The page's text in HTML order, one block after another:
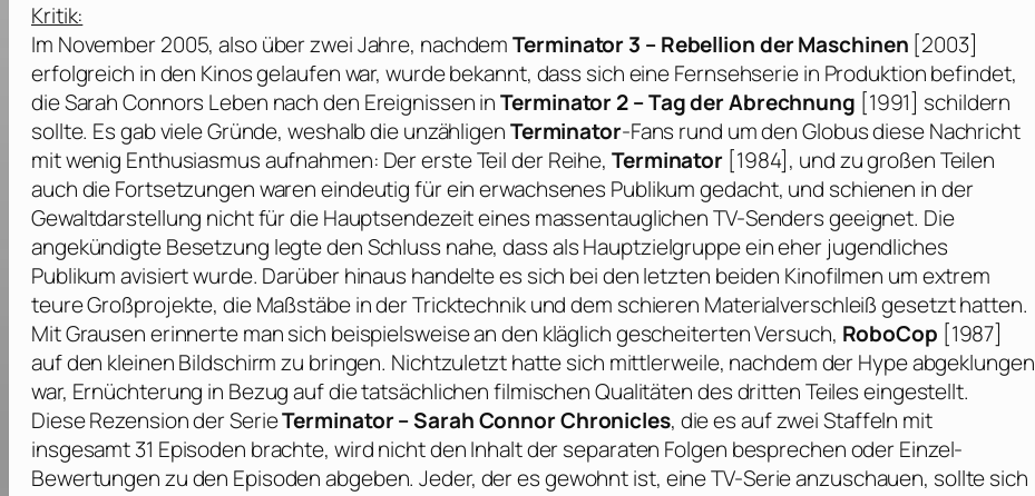
Kritik:
Im November 2005, also über zwei Jahre, nachdemTerminator 3 – Rebellion der Maschinen [2003]
erfolgreich in den Kinos gelaufen war, wurde bekannt, dass sich eine Fernsehserie in Produktion befindet,
die Sarah Connors Leben nach den Ereignissen inTerminator 2 – Tag der Abrechnung [1991] schildern
sollte. Es gab viele Gründe, weshalb die unzähligenTerminator-Fans rund um den Globus diese Nachricht
mit wenig Enthusiasmus aufnahmen: Der erste Teil der Reihe, Terminator [1984], und zu großen Teilen
auch die Fortsetzungen waren eindeutig für ein erwachsenes Publikum gedacht, und schienen in der
Gewaltdarstellung nicht für die Hauptsendezeit eines massentauglichen TV-Senders geeignet. Die
angekündigte Besetzung legte den Schluss nahe, dass als Hauptzielgruppe ein eher jugendliches
Publikum avisiert wurde. Darüber hinaus handelte es sich bei den letzten beiden Kinofilmen um extrem
teure Großprojekte, die Maßstäbe in der Tricktechnik und dem schieren Materialverschleiß gesetzt hatten.
Mit Grausen erinnerte man sich beispielsweise an den kläglich gescheiterten Versuch, RoboCop [1987]
auf den kleinen Bildschirm zu bringen. Nichtzuletzt hatte sich mittlerweile, nachdem der Hype abgeklungen
war, Ernüchterung in Bezug auf die tatsächlichen filmischen Qualitäten des dritten Teiles eingestellt.
Diese Rezension der SerieTerminator – Sarah Connor Chronicles, die es auf zwei Staffeln mit
insgesamt 31 Episoden brachte, wird nicht den Inhalt der separaten Folgen besprechen oder Einzel-
Bewertungen zu den Episoden abgeben. Jeder, der es gewohnt ist, eine TV-Serie anzuschauen, sollte sich